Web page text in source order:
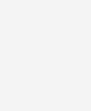
daha fazla